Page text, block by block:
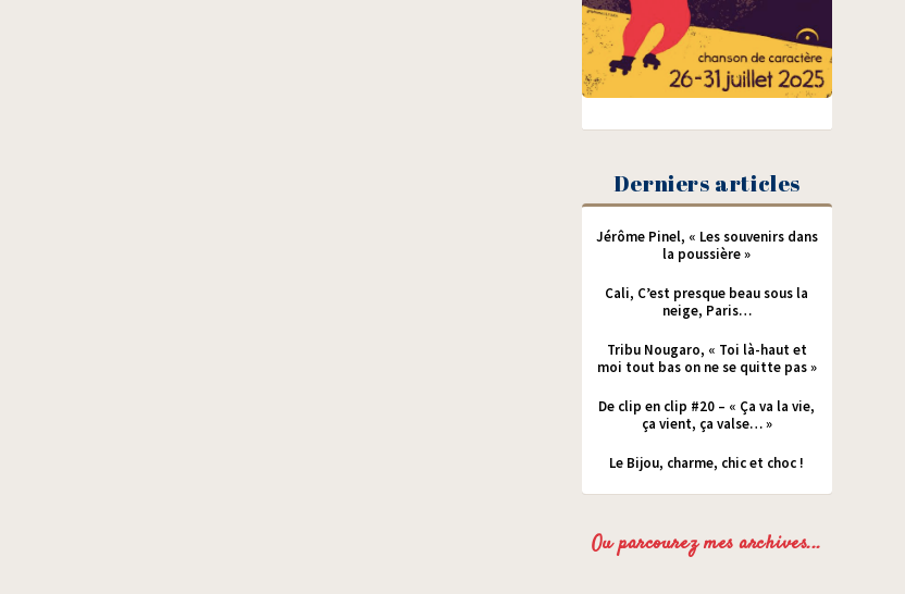
Derniers articles
Jérôme Pinel, « Les souvenirs dans
la poussière »
Cali, C’est presque beau sous la
neige, Paris…
Tribu Nougaro, « Toi là-haut et
moi tout bas on ne se quitte pas »
De clip en clip #20 – « Ça va la vie,
ça vient, ça valse… »
Le Bijou, charme, chic et choc !
Ou parcourez mes archives...